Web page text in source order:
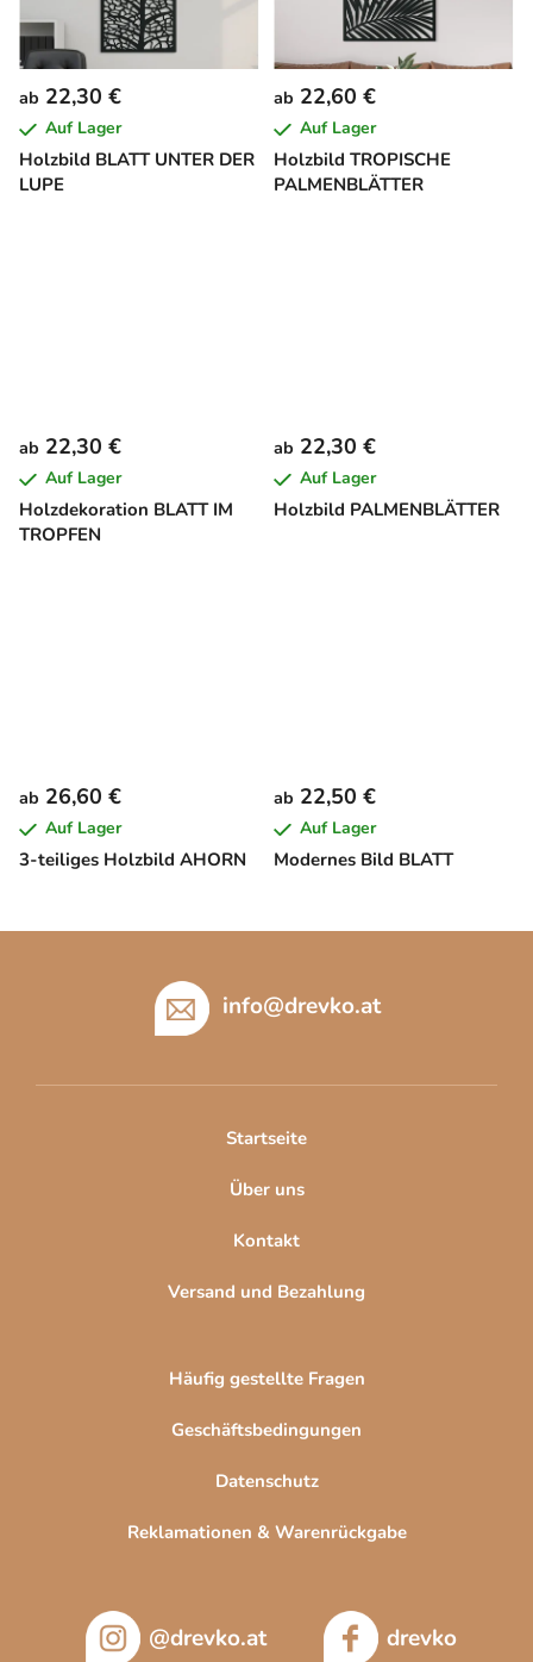
Holzbild BLATT UNTER DER
LUPE
ab 22,30 €
Auf Lager
Holzbild TROPISCHE
PALMENBLÄTTER
ab 22,60 €
Auf Lager
Holzdekoration BLATT IM
TROPFEN
ab 22,30 €
Auf Lager
Holzbild PALMENBLÄTTER
ab 22,30 €
Auf Lager
3-teiliges Holzbild AHORN
ab 26,60 €
Auf Lager
Modernes Bild BLATT
ab 22,50 €
Auf Lager
info@drevko.at
Startseite
Über uns
Kontakt
Versand und Bezahlung
Häufig gestellte Fragen
Geschäftsbedingungen
Datenschutz
Reklamationen & Warenrückgabe
@drevko.at drevko